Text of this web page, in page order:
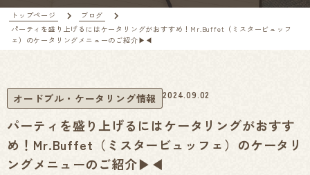
トップページ
ブログ
パーティを盛り上げるにはケータリングがおすすめ！Mr.Buffet（ミスタービュッフ
ェ）のケータリングメニューのご紹介▶◀
オードブル・ケータリング情報 2024.09.02
パーティを盛り上げるにはケータリングがおすす
め！Mr.Buffet（ミスタービュッフェ）のケータリ
ングメニューのご紹介▶◀